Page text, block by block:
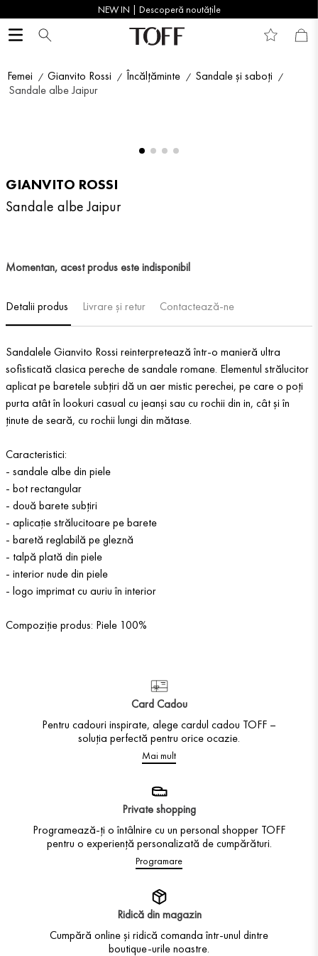
NEW IN | Descoperă noutățile
Femei Gianvito Rossi Încălțăminte
Sandale și saboți
Sandale albe Jaipur
GIANVITO ROSSI
Sandale albe Jaipur
Momentan, acest produs este indisponibil
Detalii produs Livrare și retur Contactează-ne
Sandalele Gianvito Rossi reinterpretează într-o manieră ultra
sofisticată clasica pereche de sandale romane. Elementul strălucitor
aplicat pe baretele subțiri dă un aer mistic perechei, pe care o poți
purta atât în lookuri casual cu jeanși sau cu rochii din in, cât și în
ținute de seară, cu rochii lungi din mătase.
Caracteristici:
- sandale albe din piele
- bot rectangular
- două barete subțiri
- aplicație strălucitoare pe barete
- baretă reglabilă pe gleznă
- talpă plată din piele
- interior nude din piele
- logo imprimat cu auriu în interior
Compoziție produs: Piele 100%
Card Cadou
Pentru cadouri inspirate, alege cardul cadou TOFF –
soluția perfectă pentru orice ocazie.
Mai mult
Private shopping
Programează-ți o întâlnire cu un personal shopper TOFF
pentru o experiență personalizată de cumpărături.
Programare
Ridică din magazin
Cumpără online și ridică comanda într-unul dintre
boutique-urile noastre.